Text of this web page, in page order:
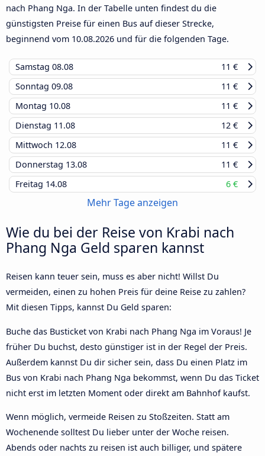
nach Phang Nga. In der Tabelle unten findest du die
günstigsten Preise für einen Bus auf dieser Strecke,
beginnend vom 10.08.2026 und für die folgenden Tage.
Samstag 08.08
11 €
Sonntag 09.08
11 €
Montag 10.08
11 €
Dienstag 11.08
12 €
Mittwoch 12.08
11 €
Donnerstag 13.08
11 €
Freitag 14.08 6 €
Mehr Tage anzeigen
Wie du bei der Reise von Krabi nach
Phang Nga Geld sparen kannst
Reisen kann teuer sein, muss es aber nicht! Willst Du
vermeiden, einen zu hohen Preis für deine Reise zu zahlen?
Mit diesen Tipps, kannst Du Geld sparen:
Buche das Busticket von Krabi nach Phang Nga im Voraus! Je
früher Du buchst, desto günstiger ist in der Regel der Preis.
Außerdem kannst Du dir sicher sein, dass Du einen Platz im
Bus von Krabi nach Phang Nga bekommst, wenn Du das Ticket
nicht erst im letzten Moment oder direkt am Bahnhof kaufst.
Wenn möglich, vermeide Reisen zu Stoßzeiten. Statt am
Wochenende solltest Du lieber unter der Woche reisen.
Abends oder nachts zu reisen ist auch billiger, und spätere